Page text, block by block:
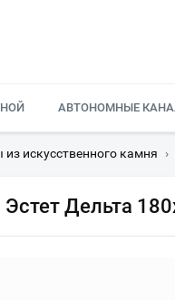
АВТОНОМНЫЕ
из искусственного камня ›
Дельта